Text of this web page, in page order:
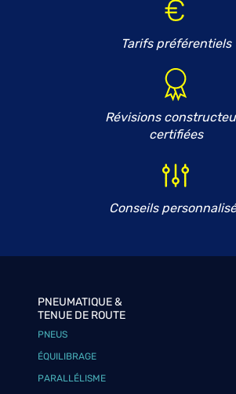
Tarifs préférentiels
Révisions
certifiées
Conseils
PNEUMATIQUE &
TENUE DE ROUTE
PNEUS
ÉQUILIBRAGE
PARALLÉLISME